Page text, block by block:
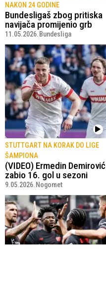
NAKON 24 GODINE
Bundesligaš zbog pritiska
navijača promijenio grb
11.05.2026. Bundesliga
STUTTGART NA KORAK DO LIGE
ŠAMPIONA
(VIDEO) Ermedin Demirović
zabio 16. gol u sezoni
9.05.2026. Nogomet